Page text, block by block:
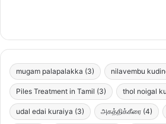
mugam palapalakka (3) nilavembu
Piles Treatment in Tamil (3) thol noigal
udal edai kuraiya (3) அகத்திக்கீரை (4)